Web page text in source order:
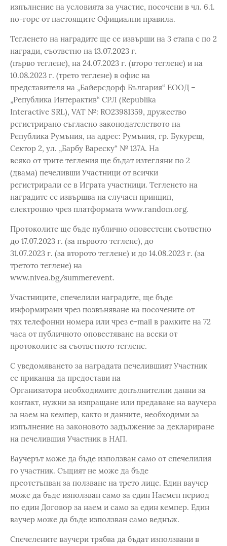
изпълнение на условията за участие, посочени в чл. 6.1.
по-горе от настоящите Официални правила.
Тегленето на наградите ще се извърши на 3 етапа с по 2
награди, съответно на 13.07.2023 г.
(първо теглене), на 24.07.2023 г. (второ теглене) и на
10.08.2023 г. (трето теглене) в офис на
представителя на „Байерсдорф България“ ЕООД –
„Република Интерактив“ СРЛ (Republika
Interactive SRL), VAT №: RO23981359, дружество
регистрирано съгласно законодателството на
Република Румъния, на адрес: Румъния, гр. Букурещ,
Сектор 2, ул. „Барбу Вареску“ № 137А. На
всяко от трите тегления ще бъдат изтегляни по 2
(двама) печеливши Участници от всички
регистрирали се в Играта участници. Тегленето на
наградите се извършва на случаен принцип,
електронно чрез платформата www.random.org.
Протоколите ще бъде публично оповестени съответно
до 17.07.2023 г. (за първото теглене), до
31.07.2023 г. (за второто теглене) и до 14.08.2023 г. (за
третото теглене) на
www.nivea.bg/summerevent.
Участниците, спечелили наградите, ще бъде
информирани чрез позвъняване на посочените от
тях телефонни номера или чрез e-mail в рамките на 72
часа от публичното оповестяване на всеки от
протоколите за съответното теглене.
С уведомяването за наградата печелившият Участник
се приканва да предостави на
Организатора необходимите допълнителни данни за
контакт, нужни за изпращане или предаване на ваучера
за наем на кемпер, както и данните, необходими за
изпълнение на законовото задължение за деклариране
на печелившия Участник в НАП.
Ваучерът може да бъде използван само от спечелилия
го участник. Същият не може да бъде
преотстъпван за ползване на трето лице. Един ваучер
може да бъде използван само за един Наемен период
по един Договор за наем и само за един кемпер. Един
ваучер може да бъде използван само веднъж.
Спечелените ваучери трябва да бъдат използвани в